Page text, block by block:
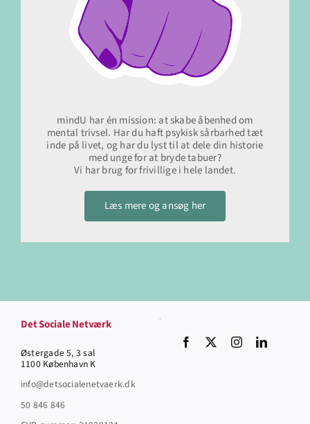
mindU har én mission: at skabe åbenhed om
mental trivsel. Har du haft psykisk sårbarhed tæt
inde på livet, og har du lyst til at dele din historie
med unge for at bryde tabuer?
Vi har brug for frivillige i hele landet.
Læs mere og ansøg her
Det Sociale Netværk
Østergade 5, 3 sal
1100 København K
info@detsocialenetvaerk.dk
50 846 846